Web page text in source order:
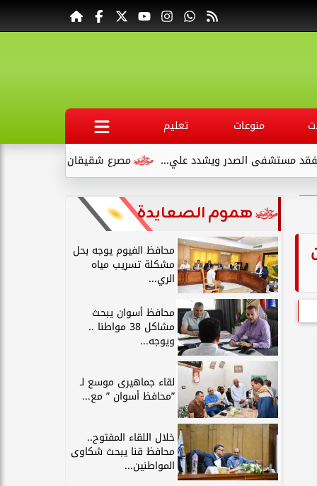
منوعات
تعليم
مصرع شقيقان وإصابة طفلين في انقلاب سيارة
علي...
هموم الصعايدة
محافظ الفيوم يوجه بحل
مشكلة تسريب مياه
الري...
محافظ أسوان يبحث
مشاكل 38 مواطنا ..
ويوجه...
لقاء جماهيرى موسع لـ
”محافظ أسوان ” مع...
خلال اللقاء المفتوح..
محافظ قنا يبحث شكاوى
المواطنين...